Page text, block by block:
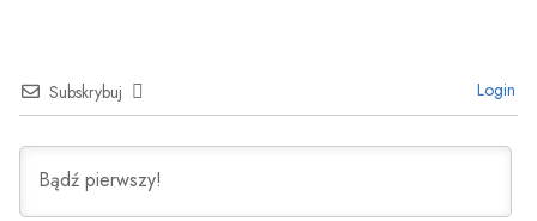
Subskrybuj Login